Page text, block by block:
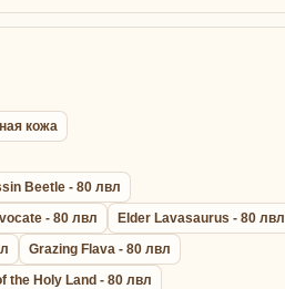
кожа
Beetle - 80 лвл
- 80 лвл
Elder Lavasaurus - 80 лвл
Grazing Flava - 80 лвл
the Holy Land - 80 лвл